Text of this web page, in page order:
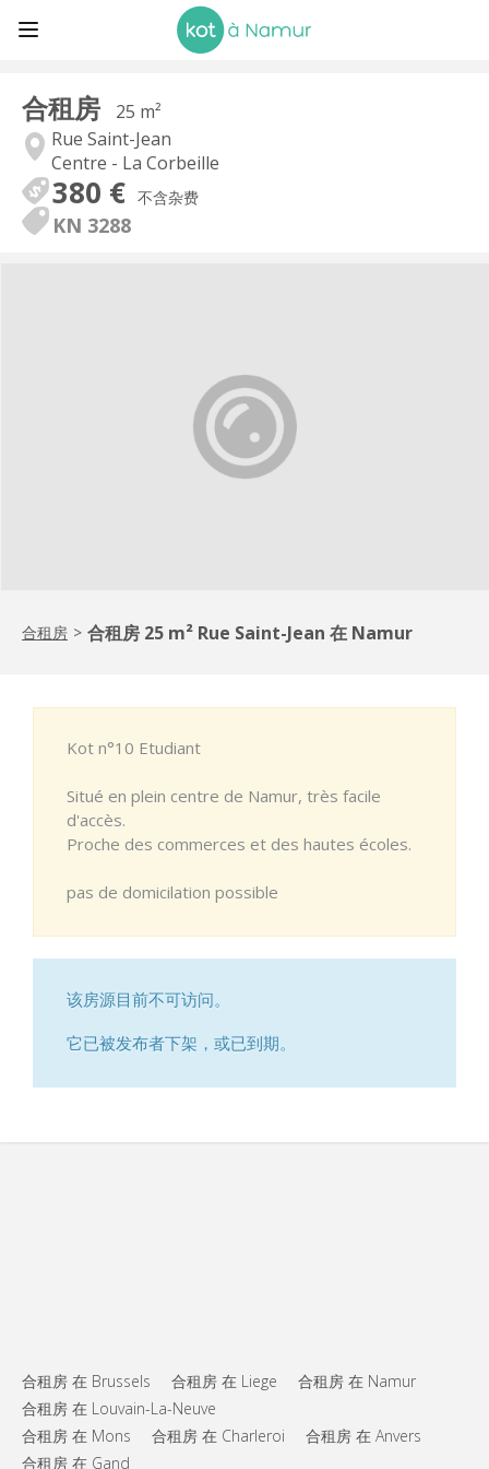
合租房
25 m²
Rue Saint-Jean
Centre - La Corbeille
380 € 不含杂费
KN 3288
合租房 > 合租房 25 m² Rue Saint-Jean 在 Namur
Kot n°10 Etudiant
Situé en plein centre de Namur, très facile
d'accès.
Proche des commerces et des hautes écoles.
pas de domicilation possible
该房源目前不可访问。
它已被发布者下架，或已到期。
合租房 在 Brussels 合租房 在 Liege
合租房 在 Namur
合租房 在 Louvain-La-Neuve
合租房 在 Mons
合租房 在 Charleroi
合租房 在 Anvers
合租房 在 Gand